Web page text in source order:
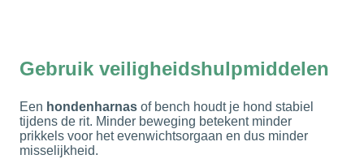
Gebruik veiligheidshulpmiddelen
Een hondenharnas of bench houdt je hond stabiel
tijdens de rit. Minder beweging betekent minder
prikkels voor het evenwichtsorgaan en dus minder
misselijkheid.